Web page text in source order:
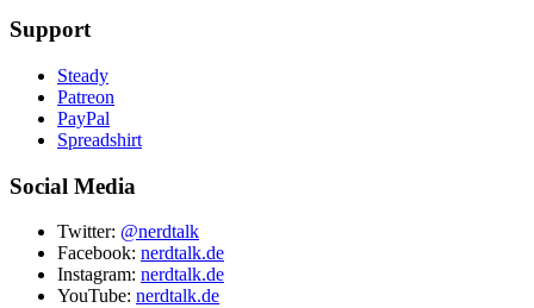
Support
Steady
Patreon
PayPal
Spreadshirt
Social Media
Twitter: @nerdtalk
Facebook: nerdtalk.de
Instagram: nerdtalk.de
YouTube: nerdtalk.de